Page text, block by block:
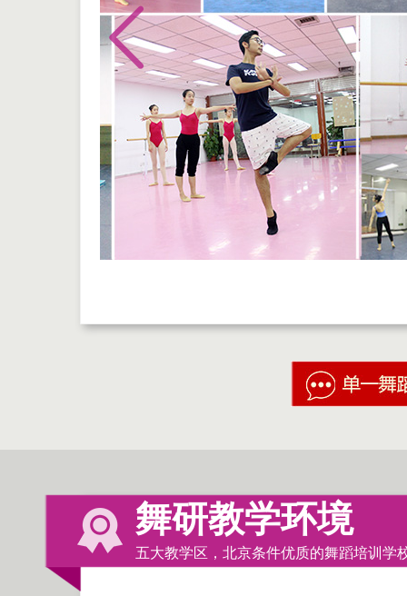
舞研教学环境
五大教学区，北京条件优质的舞蹈培训学